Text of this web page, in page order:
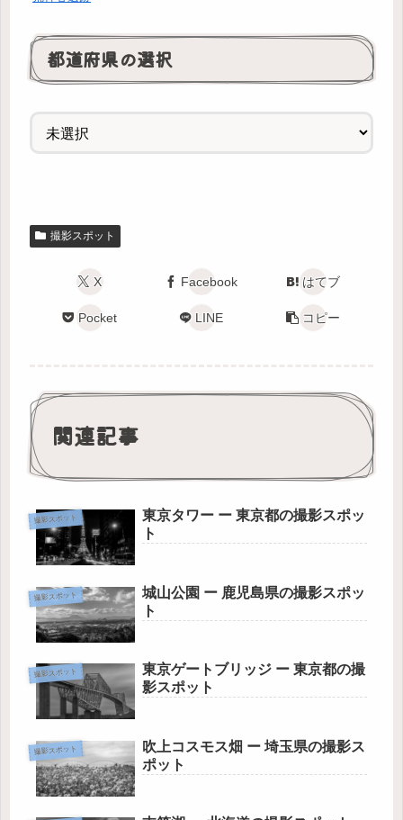
都道府県の選択
撮影スポット
X Facebook はてブ
Pocket LINE コピー
関連記事
撮影スポット
東京タワー ー 東京都の撮影スポッ
ト
撮影スポット
城山公園 ー 鹿児島県の撮影スポッ
ト
撮影スポット
東京ゲートブリッジ ー 東京都の撮
影スポット
撮影スポット
吹上コスモス畑 ー 埼玉県の撮影ス
ポット